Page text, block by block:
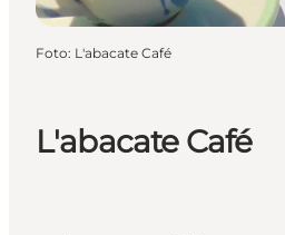
L'abacate Café
Foto: L'abacate Café